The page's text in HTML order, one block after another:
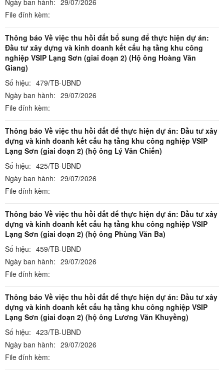
File đính kèm:
Thông báo Về việc thu hồi đất bổ sung để thực hiện dự án:
Đầu tư xây dựng và kinh doanh kết cấu hạ tầng khu công
nghiệp VSIP Lạng Sơn (giai đoạn 2) (Hộ ông Hoàng Văn
Giang)
Số hiệu: 479/TB-UBND
Ngày ban hành: 29/07/2026
File đính kèm:
Thông báo Về việc thu hồi đất để thực hiện dự án: Đầu tư xây
dựng và kinh doanh kết cấu hạ tầng khu công nghiệp VSIP
Lạng Sơn (giai đoạn 2) (hộ ông Lý Văn Chiến)
Số hiệu: 425/TB-UBND
Ngày ban hành: 29/07/2026
File đính kèm:
Thông báo Về việc thu hồi đất để thực hiện dự án: Đầu tư xây
dựng và kinh doanh kết cấu hạ tầng khu công nghiệp VSIP
Lạng Sơn (giai đoạn 2) (hộ ông Phùng Văn Ba)
Số hiệu: 459/TB-UBND
Ngày ban hành: 29/07/2026
File đính kèm:
Thông báo Về việc thu hồi đất để thực hiện dự án: Đầu tư xây
dựng và kinh doanh kết cấu hạ tầng khu công nghiệp VSIP
Lạng Sơn (giai đoạn 2) (hộ ông Lương Văn Khuyềng)
Số hiệu: 423/TB-UBND
Ngày ban hành: 29/07/2026
File đính kèm: